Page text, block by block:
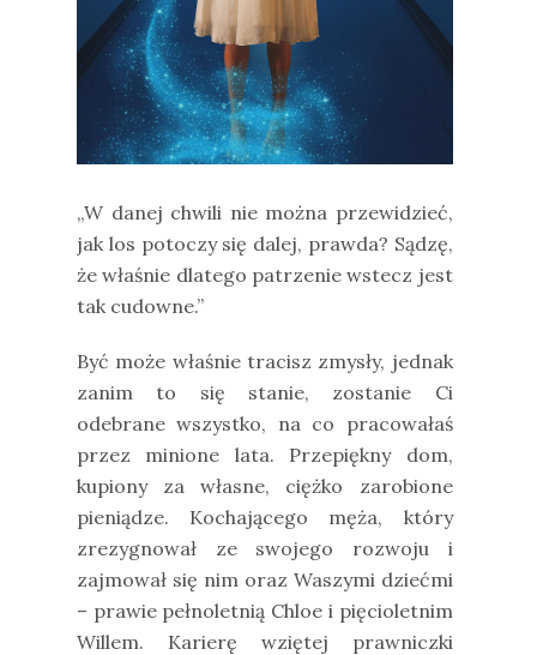
„W danej chwili nie można przewidzieć,
jak los potoczy się dalej, prawda? Sądzę,
że właśnie dlatego patrzenie wstecz jest
tak cudowne.”
Być może właśnie tracisz zmysły, jednak
zanim to się stanie, zostanie Ci
odebrane wszystko, na co pracowałaś
przez minione lata. Przepiękny dom,
kupiony za własne, ciężko zarobione
pieniądze. Kochającego męża, który
zrezygnował ze swojego rozwoju i
zajmował się nim oraz Waszymi dziećmi
– prawie pełnoletnią Chloe i pięcioletnim
Willem. Karierę wziętej prawniczki